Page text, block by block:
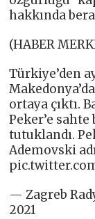
hakkında
(HABER
Türkiye’den
ortaya çıktı.
Peker’e
tutuklandı.
Ademovski
— Zagreb
2021